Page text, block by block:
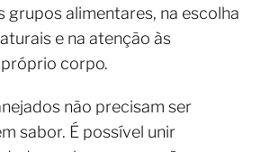
grupos alimentares, na escolha
e na atenção às
corpo.
não precisam ser
sabor. É possível unir